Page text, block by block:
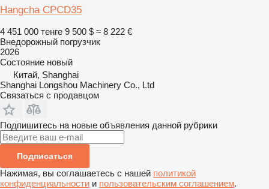
Hangcha CPCD35
4 451 000 тенге 9 500 $ ≈ 8 222 €
Внедорожный погрузчик
2026
Состояние новый
Китай, Shanghai
Shanghai Longshou Machinery Co., Ltd
Связаться с продавцом
Подпишитесь на новые объявления данной рубрики
Подписаться
Нажимая, вы соглашаетесь с нашей политикой
конфиденциальности и пользовательским соглашением.